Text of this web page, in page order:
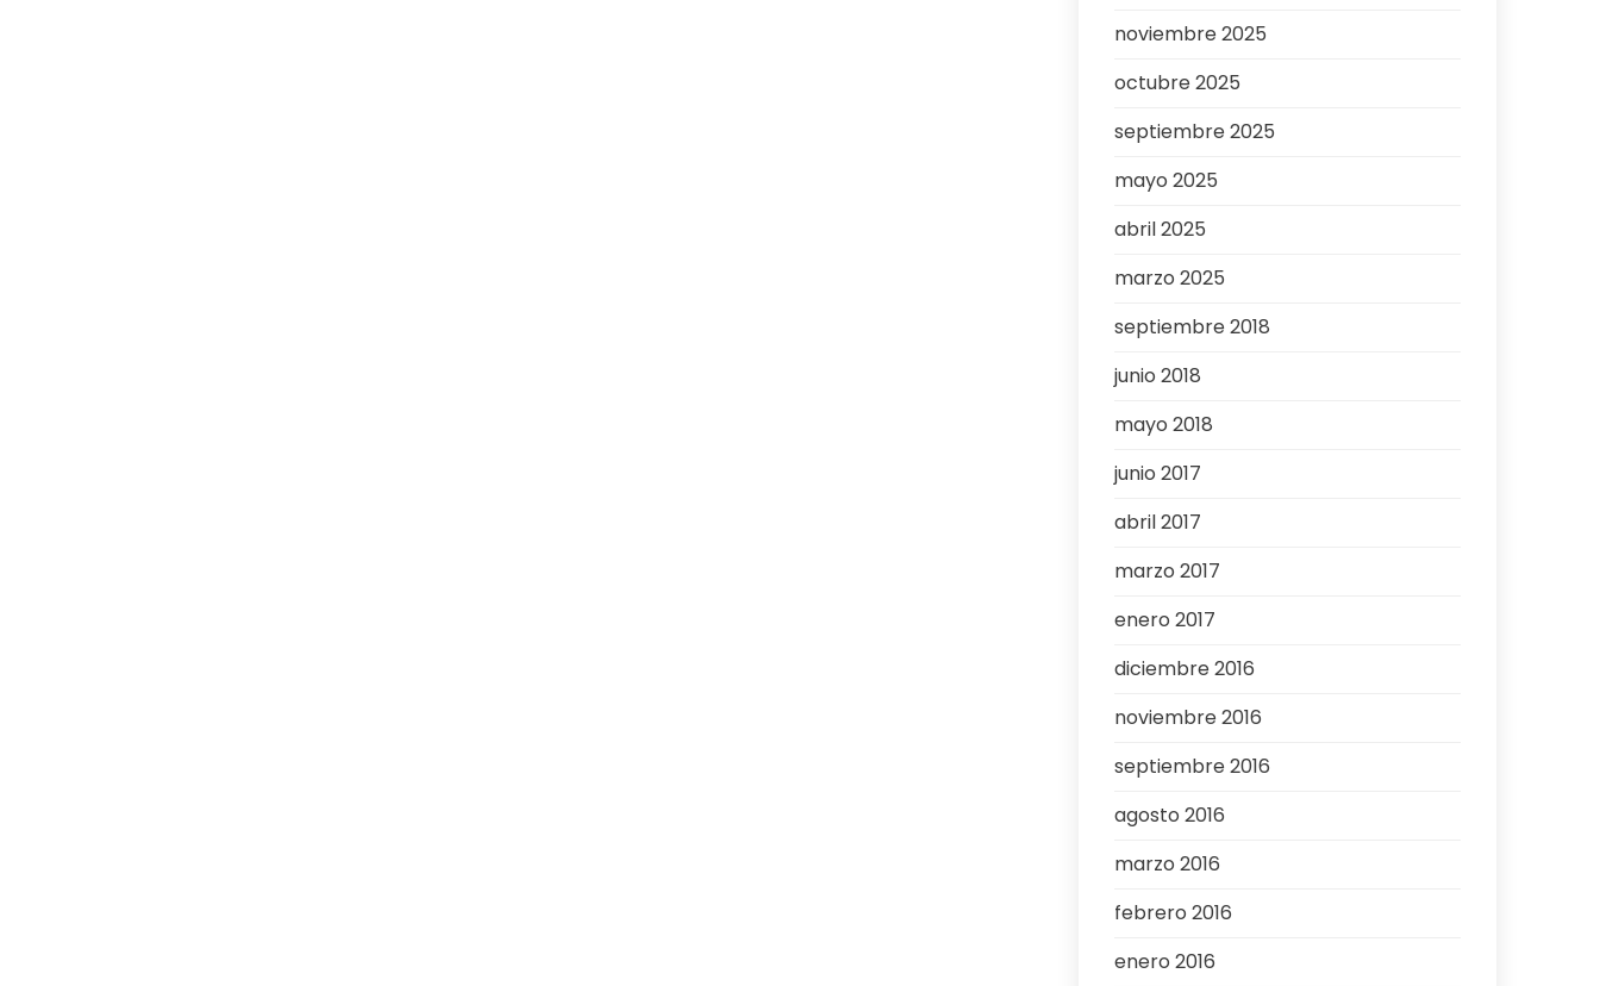
noviembre 2025
octubre 2025
septiembre 2025
mayo 2025
abril 2025
marzo 2025
septiembre 2018
junio 2018
mayo 2018
junio 2017
abril 2017
marzo 2017
enero 2017
diciembre 2016
noviembre 2016
septiembre 2016
agosto 2016
marzo 2016
febrero 2016
enero 2016